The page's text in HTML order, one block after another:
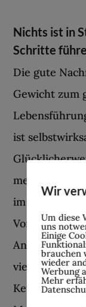
Nichts ist in
Schritte
Die gute
Gewicht zum
ist
mehr
im Hinblick
Vor allem in
Anteil
vielen
Ketchup,
Wir
Um diese
uns
Einige
brauchen
wieder
Werbung
Mehr